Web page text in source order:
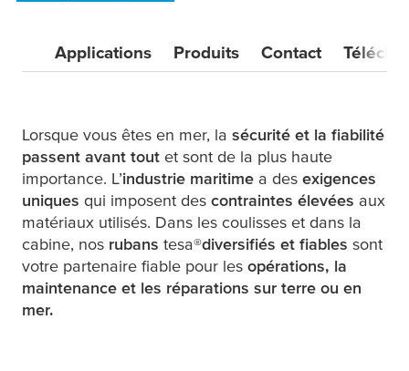
Applications Produits Contact
Lorsque vous êtes en mer, la sécurité et la fiabilité
passent avant tout et sont de la plus haute
importance. L’industrie maritime a des exigences
uniques qui imposent des contraintes élevées aux
matériaux utilisés. Dans les coulisses et dans la
cabine, nos rubans tesa®diversifiés et fiables sont
votre partenaire fiable pour les opérations, la
maintenance et les réparations sur terre ou en
mer.